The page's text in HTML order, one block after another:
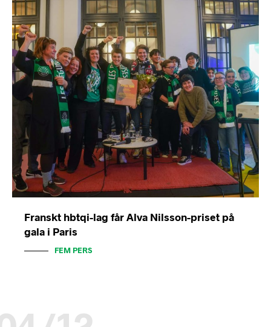
Franskt hbtqi-lag får Alva Nilsson-priset på
gala i Paris
FEM PERS